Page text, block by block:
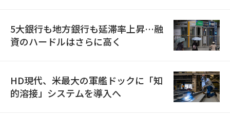
5大銀行も地方銀行も延滞率上昇…融
資のハードルはさらに高く
HD現代、米最大の軍艦ドックに「知
的溶接」システムを導入へ